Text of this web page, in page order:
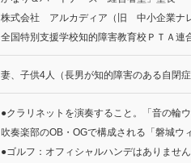
株式会社 アルカディア（旧 中小企業ナ
全国特別支援学校知的障害教育校ＰＴＡ連
妻、子供4人（長男が知的障害のある自閉症
●クラリネットを演奏すること。「音の輪
吹奏楽部のOB・OGで構成される「磐城ウ
●ゴルフ：オフィシャルハンデはありませ